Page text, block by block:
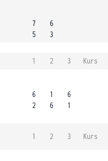
7
5
6
3
1 2 3
Kurs
6
2
1
6
6
1
1 2 3 Kurs